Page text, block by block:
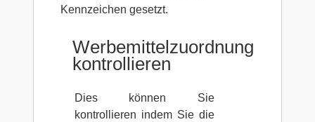
Kennzeichen gesetzt.
Werbemittelzuordnung
kontrollieren
Dies können Sie
kontrollieren indem Sie die